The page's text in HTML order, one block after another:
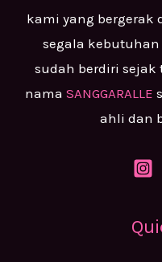
kami yang bergerak
segala kebutuhan
sudah berdiri sejak
nama SANGGARALLE
ahli dan